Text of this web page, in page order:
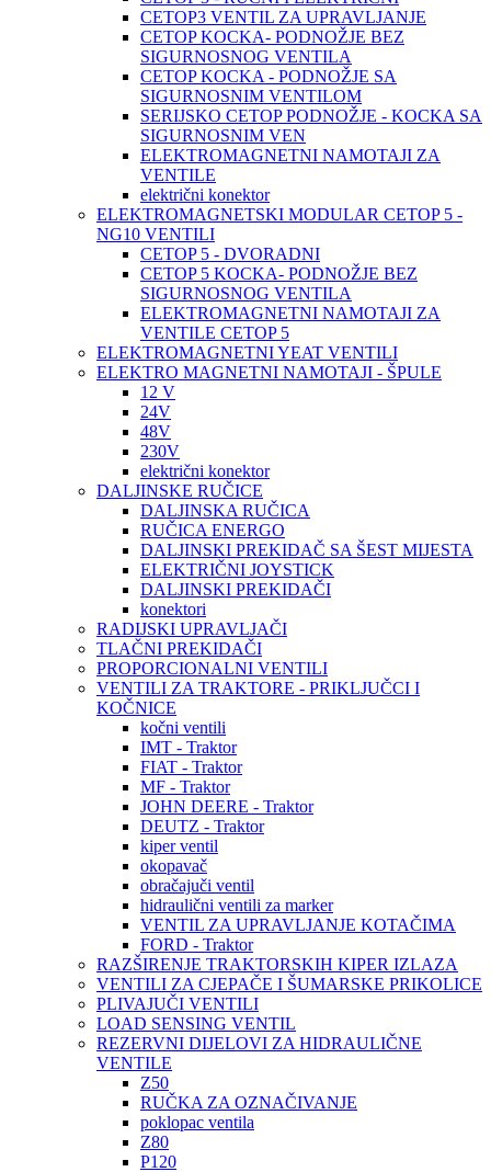
CETOP3 VENTIL ZA UPRAVLJANJE
CETOP KOCKA- PODNOŽJE BEZ
SIGURNOSNOG VENTILA
CETOP KOCKA - PODNOŽJE SA
SIGURNOSNIM VENTILOM
SERIJSKO CETOP PODNOŽJE - KOCKA SA
SIGURNOSNIM VEN
ELEKTROMAGNETNI NAMOTAJI ZA
VENTILE
električni konektor
ELEKTROMAGNETSKI MODULAR CETOP 5 -
NG10 VENTILI
CETOP 5 - DVORADNI
CETOP 5 KOCKA- PODNOŽJE BEZ
SIGURNOSNOG VENTILA
ELEKTROMAGNETNI NAMOTAJI ZA
VENTILE CETOP 5
ELEKTROMAGNETNI YEAT VENTILI
ELEKTRO MAGNETNI NAMOTAJI - ŠPULE
12 V
24V
48V
230V
električni konektor
DALJINSKE RUČICE
DALJINSKA RUČICA
RUČICA ENERGO
DALJINSKI PREKIDAČ SA ŠEST MIJESTA
ELEKTRIČNI JOYSTICK
DALJINSKI PREKIDAČI
konektori
RADIJSKI UPRAVLJAČI
TLAČNI PREKIDAČI
PROPORCIONALNI VENTILI
VENTILI ZA TRAKTORE - PRIKLJUČCI I
KOČNICE
kočni ventili
IMT - Traktor
FIAT - Traktor
MF - Traktor
JOHN DEERE - Traktor
DEUTZ - Traktor
kiper ventil
okopavač
obračajuči ventil
hidraulični ventili za marker
VENTIL ZA UPRAVLJANJE KOTAČIMA
FORD - Traktor
RAZŠIRENJE TRAKTORSKIH KIPER IZLAZA
VENTILI ZA CJEPAČE I ŠUMARSKE PRIKOLICE
PLIVAJUČI VENTILI
LOAD SENSING VENTIL
REZERVNI DIJELOVI ZA HIDRAULIČNE
VENTILE
Z50
RUČKA ZA OZNAČIVANJE
poklopac ventila
Z80
P120